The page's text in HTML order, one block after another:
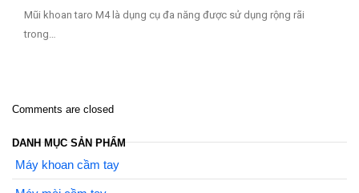
Mũi khoan taro M4 là dụng cụ đa năng được sử dụng rộng rãi
trong…
Comments are closed
DANH MỤC SẢN PHẨM
Máy khoan cầm tay